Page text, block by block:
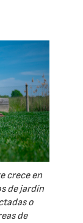
crece en
de jardín
o
de